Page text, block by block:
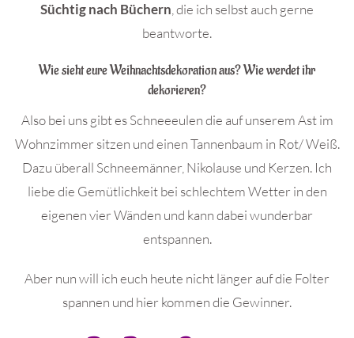
Süchtig nach Büchern , die ich selbst auch gerne
beantworte.
Wie sieht eure Weihnachtsdekoration aus? Wie werdet ihr
dekorieren?
Also bei uns gibt es Schneeeulen die auf unserem Ast im
Wohnzimmer sitzen und einen Tannenbaum in Rot/ Weiß.
Dazu überall Schneemänner, Nikolause und Kerzen. Ich
liebe die Gemütlichkeit bei schlechtem Wetter in den
eigenen vier Wänden und kann dabei wunderbar
entspannen.
Aber nun will ich euch heute nicht länger auf die Folter
spannen und hier kommen die Gewinner.